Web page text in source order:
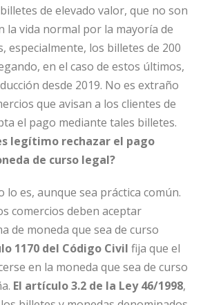
de elevado valor, que no son
la vida normal por la mayoría de
especialmente, los billetes de 200
en el caso de estos últimos,
desde 2019. No es extraño
que avisan a los clientes de
el pago mediante tales billetes.
legítimo rechazar el pago
de curso legal?
lo es, aunque sea práctica común.
comercios deben aceptar
de moneda que sea de curso
1170 del Código Civil fija que el
en la moneda que sea de curso
El artículo 3.2 de la Ley 46/1998,